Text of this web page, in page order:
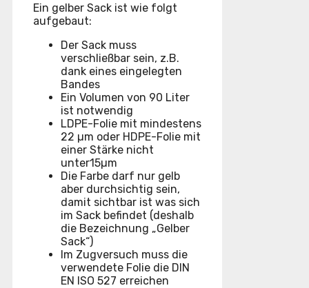
Ein gelber Sack ist wie folgt
aufgebaut:
Der Sack muss
verschließbar sein, z.B.
dank eines eingelegten
Bandes
Ein Volumen von 90 Liter
ist notwendig
LDPE-Folie mit mindestens
22 µm oder HDPE-Folie mit
einer Stärke nicht
unter15µm
Die Farbe darf nur gelb
aber durchsichtig sein,
damit sichtbar ist was sich
im Sack befindet (deshalb
die Bezeichnung „Gelber
Sack“)
Im Zugversuch muss die
verwendete Folie die DIN
EN ISO 527 erreichen